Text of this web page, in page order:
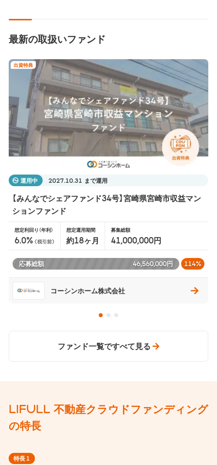
最新の取扱いファンド
出資特典
運用中 2027.10.31 まで運用
【みんなでシェアファンド34号】宮崎県宮崎市収益マン
ションファンド
想定利回り（年利）
6.0% (税引前)
想定運用期間
約18ヶ月
募集総額
41,000,000円
応募総額 46,560,000円 114%
コーシンホーム株式会社
ファンド一覧ですべて見る
LIFULL 不動産クラウドファンディング
の特長
特長 1